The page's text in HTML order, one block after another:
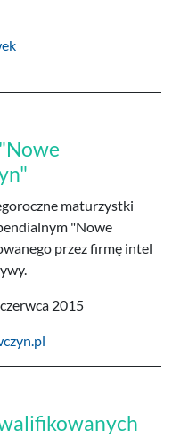
maturzystki
"Nowe
przez firmę intel
2015